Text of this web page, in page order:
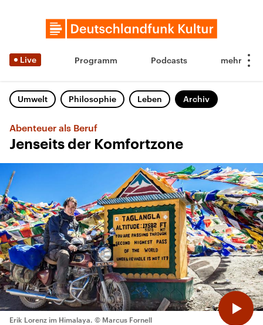
Live Programm Podcasts
Umwelt Philosophie Leben Archiv
Abenteuer als Beruf
Jenseits der Komfortzone
Erik Lorenz im Himalaya. © Marcus Fornell